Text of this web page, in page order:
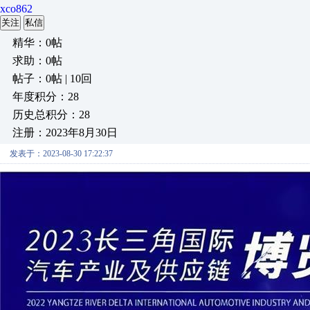
xco862
关注 私信
精华：0帖
求助：0帖
帖子：0帖 | 10回
年度积分：28
历史总积分：28
注册：2023年8月30日
发表于：2023-08-30 17:22:37